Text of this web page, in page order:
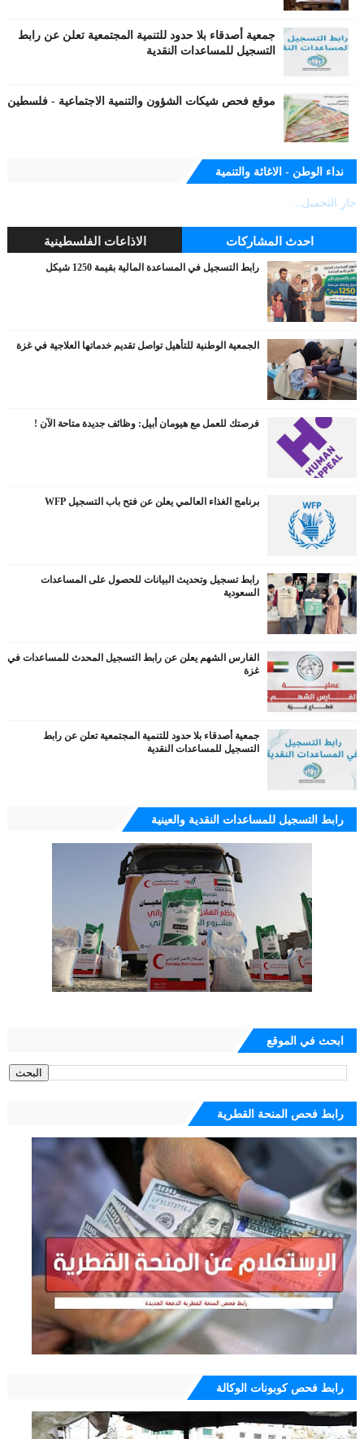
جمعية أصدقاء بلا حدود للتنمية المجتمعية تعلن عن رابط
التسجيل للمساعدات النقدية
موقع فحص شيكات الشؤون والتنمية الاجتماعية - فلسطين
نداء الوطن - الاغاثة والتنمية
جارٍ التحميل...
احدث المشاركات الاذاعات الفلسطينية
رابط التسجيل في المساعدة المالية بقيمة 1250 شيكل
الجمعية الوطنية للتأهيل تواصل تقديم خدماتها العلاجية في غزة
فرصتك للعمل مع هيومان أبيل: وظائف جديدة متاحة الآن !
برنامج الغذاء العالمي يعلن عن فتح باب التسجيل WFP
رابط تسجيل وتحديث البيانات للحصول على المساعدات
السعودية
الفارس الشهم يعلن عن رابط التسجيل المحدث للمساعدات في
غزة
جمعية أصدقاء بلا حدود للتنمية المجتمعية تعلن عن رابط
التسجيل للمساعدات النقدية
رابط التسجيل للمساعدات النقدية والعينية
ابحث في الموقع
رابط فحص المنحة القطرية
رابط فحص كوبونات الوكالة